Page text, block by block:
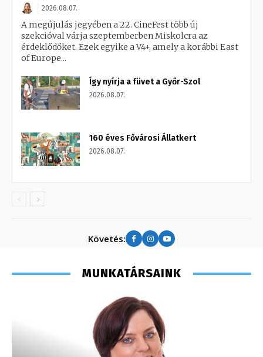
2026.08.07.
A megújulás jegyében a 22. CineFest több új
szekcióval várja szeptemberben Miskolcra az
érdeklődőket. Ezek egyike a V4+, amely a korábbi East
of Europe...
Így nyírja a füvet a Győr-Szol
2026.08.07.
160 éves Fővárosi Állatkert
2026.08.07.
Követés:
MUNKATÁRSAINK